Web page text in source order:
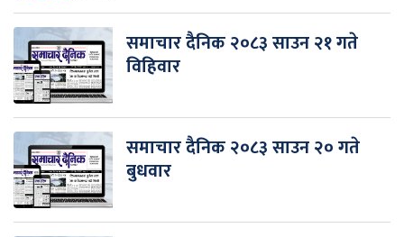
समाचार दैनिक २०८३ साउन २१ गते
विहिवार
समाचार दैनिक २०८३ साउन २० गते
बुधवार